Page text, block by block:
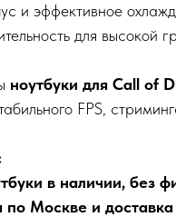
и эффективное
для высокой
ноутбуки для Call of
FPS,
в наличии, без
по Москве и